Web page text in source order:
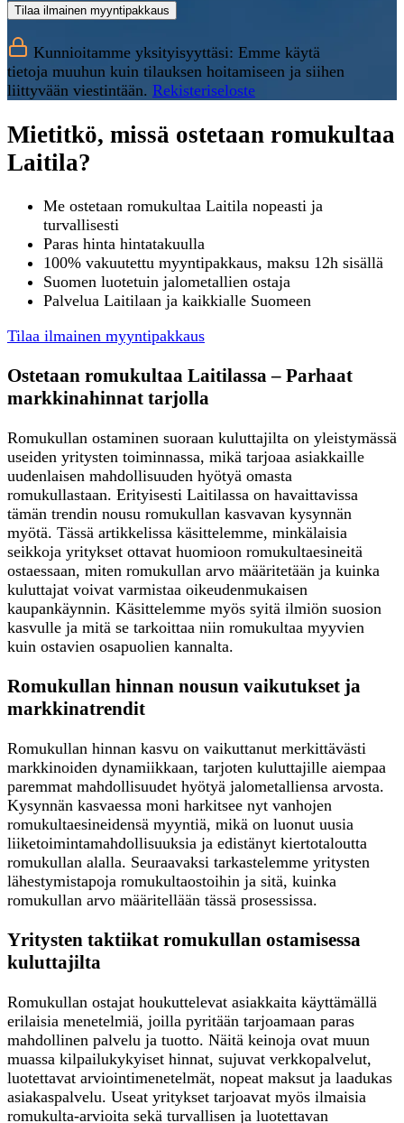
Tilaa ilmainen myyntipakkaus
Kunnioitamme yksityisyyttäsi: Emme käytä
tietoja muuhun kuin tilauksen hoitamiseen ja siihen
liittyvään viestintään. Rekisteriseloste
Mietitkö, missä ostetaan romukultaa
Laitila?
Me ostetaan romukultaa Laitila nopeasti ja
turvallisesti
Paras hinta hintatakuulla
100% vakuutettu myyntipakkaus, maksu 12h sisällä
Suomen luotetuin jalometallien ostaja
Palvelua Laitilaan ja kaikkialle Suomeen
Tilaa ilmainen myyntipakkaus
Ostetaan romukultaa Laitilassa – Parhaat
markkinahinnat tarjolla
Romukullan ostaminen suoraan kuluttajilta on yleistymässä
useiden yritysten toiminnassa, mikä tarjoaa asiakkaille
uudenlaisen mahdollisuuden hyötyä omasta
romukullastaan. Erityisesti Laitilassa on havaittavissa
tämän trendin nousu romukullan kasvavan kysynnän
myötä. Tässä artikkelissa käsittelemme, minkälaisia
seikkoja yritykset ottavat huomioon romukultaesineitä
ostaessaan, miten romukullan arvo määritetään ja kuinka
kuluttajat voivat varmistaa oikeudenmukaisen
kaupankäynnin. Käsittelemme myös syitä ilmiön suosion
kasvulle ja mitä se tarkoittaa niin romukultaa myyvien
kuin ostavien osapuolien kannalta.
Romukullan hinnan nousun vaikutukset ja
markkinatrendit
Romukullan hinnan kasvu on vaikuttanut merkittävästi
markkinoiden dynamiikkaan, tarjoten kuluttajille aiempaa
paremmat mahdollisuudet hyötyä jalometalliensa arvosta.
Kysynnän kasvaessa moni harkitsee nyt vanhojen
romukultaesineidensä myyntiä, mikä on luonut uusia
liiketoimintamahdollisuuksia ja edistänyt kiertotaloutta
romukullan alalla. Seuraavaksi tarkastelemme yritysten
lähestymistapoja romukultaostoihin ja sitä, kuinka
romukullan arvo määritellään tässä prosessissa.
Yritysten taktiikat romukullan ostamisessa
kuluttajilta
Romukullan ostajat houkuttelevat asiakkaita käyttämällä
erilaisia menetelmiä, joilla pyritään tarjoamaan paras
mahdollinen palvelu ja tuotto. Näitä keinoja ovat muun
muassa kilpailukykyiset hinnat, sujuvat verkkopalvelut,
luotettavat arviointimenetelmät, nopeat maksut ja laadukas
asiakaspalvelu. Useat yritykset tarjoavat myös ilmaisia
romukulta-arvioita sekä turvallisen ja luotettavan